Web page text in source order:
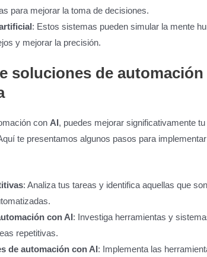
para mejorar la toma de decisiones.
: Estos sistemas pueden simular la mente
y mejorar la precisión.
soluciones de automación
con AI, puedes mejorar significativamente tu
te presentamos algunos pasos para
: Analiza tus tareas y identifica aquellas que son
con AI: Investiga herramientas y
repetitivas.
de automación con AI: Implementa las